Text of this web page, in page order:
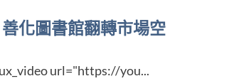
化圖書館翻轉市場空
url="https://you...